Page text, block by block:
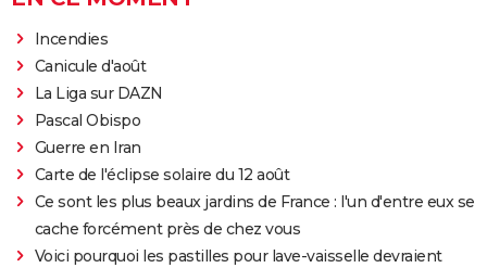
Incendies
Canicule d'août
La Liga sur DAZN
Pascal Obispo
Guerre en Iran
Carte de l'éclipse solaire du 12 août
Ce sont les plus beaux jardins de France : l'un d'entre eux se
cache forcément près de chez vous
Voici pourquoi les pastilles pour lave-vaisselle devraient